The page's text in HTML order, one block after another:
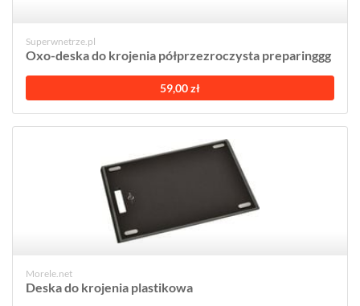
Superwnetrze.pl
Oxo-deska do krojenia półprzezroczysta preparinggg
59,00 zł
Morele.net
Deska do krojenia plastikowa